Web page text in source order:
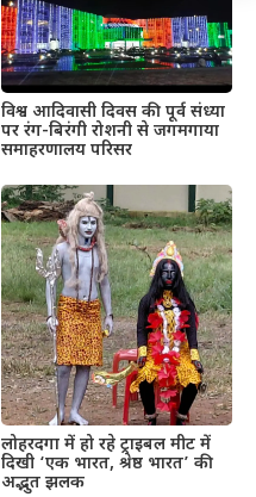
विश्व आदिवासी दिवस की पूर्व संध्या
पर रंग-बिरंगी रोशनी से जगमगाया
समाहरणालय परिसर
लोहरदगा में हो रहे ट्राइबल मीट में
दिखी ‘एक भारत, श्रेष्ठ भारत’ की
अद्भुत झलक